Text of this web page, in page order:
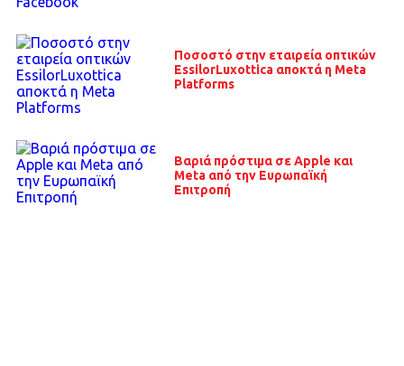
Ποσοστό στην εταιρεία οπτικών
EssilorLuxottica αποκτά η Meta
Platforms
Βαριά πρόστιμα σε Apple και
Meta από την Ευρωπαϊκή
Επιτροπή